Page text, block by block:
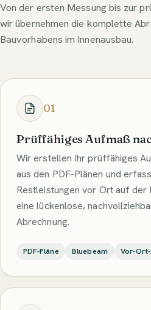
Von der ersten Messung bis zur
wir übernehmen die komplette
Bauvorhabens im Innenausbau.
01
Prüffähiges Aufmaß
Wir erstellen Ihr prüffähiges
aus den PDF-Plänen und
Restleistungen vor Ort auf der
eine lückenlose,
Abrechnung.
PDF-Pläne Bluebeam Vor-